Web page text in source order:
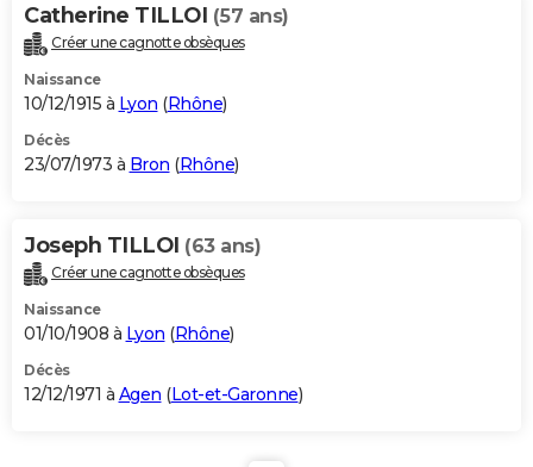
Catherine TILLOI (57 ans)
Créer une cagnotte obsèques
Naissance
10/12/1915 à Lyon (Rhône)
Décès
23/07/1973 à Bron (Rhône)
Joseph TILLOI (63 ans)
Créer une cagnotte obsèques
Naissance
01/10/1908 à Lyon (Rhône)
Décès
12/12/1971 à Agen (Lot-et-Garonne)